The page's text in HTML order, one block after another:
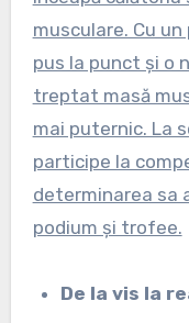
musculare. Cu
pus la punct și o
treptat masă
mai puternic. La
participe la
determinarea sa
podium și trofee.
De la vis la